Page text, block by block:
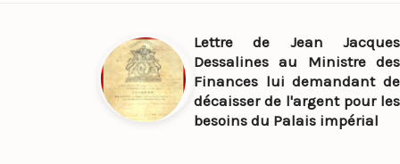
Lettre de Jean Jacques
Dessalines au Ministre des
Finances lui demandant de
décaisser de l'argent pour les
besoins du Palais impérial